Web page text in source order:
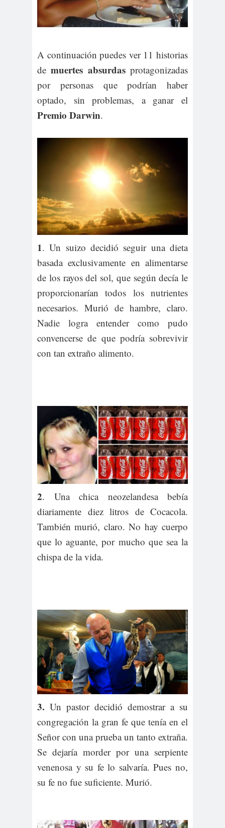
A continuación puedes ver 11 historias
de muertes absurdasprotagonizadas
por personas que podrían haber
optado, sin problemas, a ganar el
Premio Darwin.
1. Un suizo decidió seguir una dieta
basada exclusivamente en alimentarse
de los rayos del sol, que según decía le
proporcionarían todos los nutrientes
necesarios. Murió de hambre, claro.
Nadie logra entender como pudo
convencerse de que podría sobrevivir
con tan extraño alimento.
2. Una chica neozelandesa bebía
diariamente diez litros de Cocacola.
También murió, claro. No hay cuerpo
que lo aguante, por mucho que sea la
chispa de la vida.
3. Un pastor decidió demostrar a su
congregación la gran fe que tenía en el
Señor con una prueba un tanto extraña.
Se dejaría morder por una serpiente
venenosa y su fe lo salvaría. Pues no,
su fe no fue suficiente. Murió.